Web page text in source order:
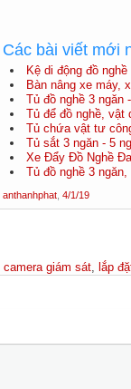
Các bài viết mới
Kệ di động đồ
Bàn nâng xe máy,
Tủ đồ nghề 3 ngăn
Tủ để đồ nghề,
Tủ chứa vật tư
Tủ sắt 3 ngăn - 5
Xe Đẩy Đồ Nghề
Tủ đồ nghề 3
anthanhphat 4/1/19
camera giám sát, lắp